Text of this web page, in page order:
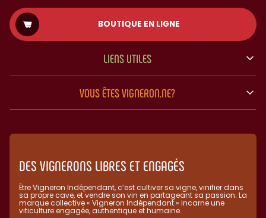
BOUTIQUE EN LIGNE
LIENS UTILES
VOUS ÊTES VIGNERON.NE?
DES VIGNERONS LIBRES ET ENGAGÉS
Être Vigneron Indépendant, c’est cultiver sa vigne, vinifier dans
sa propre cave, et vendre son vin en partageant sa passion. La
marque collective « Vigneron Indépendant » incarne une
viticulture engagée, authentique et humaine.​